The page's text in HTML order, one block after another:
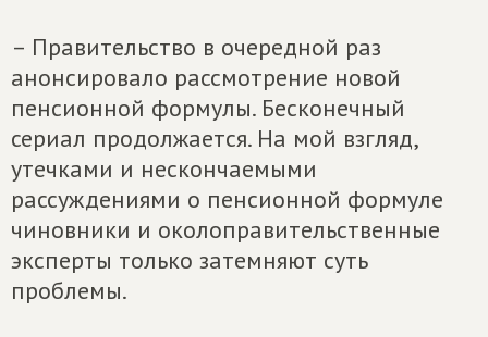
– Правительство в очередной раз
анонсировало рассмотрение новой
пенсионной формулы. Бесконечный
сериал продолжается. На мой взгляд,
утечками и нескончаемыми
рассуждениями о пенсионной формуле
чиновники и околоправительственные
эксперты только затемняют суть
проблемы.